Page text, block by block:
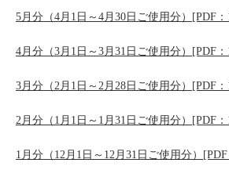
5月分（4月1日～4月30日ご使用分）[PDF：
4月分（3月1日～3月31日ご使用分）[PDF：
3月分（2月1日～2月28日ご使用分）[PDF：
2月分（1月1日～1月31日ご使用分）[PDF：
1月分（12月1日～12月31日ご使用分）[PDF